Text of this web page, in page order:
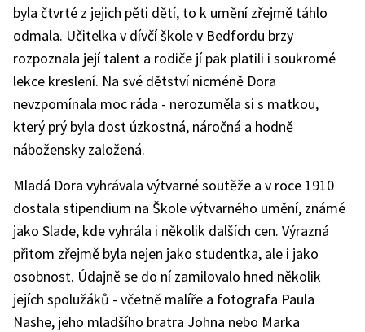
byla čtvrté z jejich pěti dětí, to k umění zřejmě táhlo
odmala. Učitelka v dívčí škole v Bedfordu brzy
rozpoznala její talent a rodiče jí pak platili i soukromé
lekce kreslení. Na své dětství nicméně Dora
nevzpomínala moc ráda - nerozuměla si s matkou,
který prý byla dost úzkostná, náročná a hodně
nábožensky založená.
Mladá Dora vyhrávala výtvarné soutěže a v roce 1910
dostala stipendium na Škole výtvarného umění, známé
jako Slade, kde vyhrála i několik dalších cen. Výrazná
přitom zřejmě byla nejen jako studentka, ale i jako
osobnost. Údajně se do ní zamilovalo hned několik
jejích spolužáků - včetně malíře a fotografa Paula
Nashe, jeho mladšího bratra Johna nebo Marka